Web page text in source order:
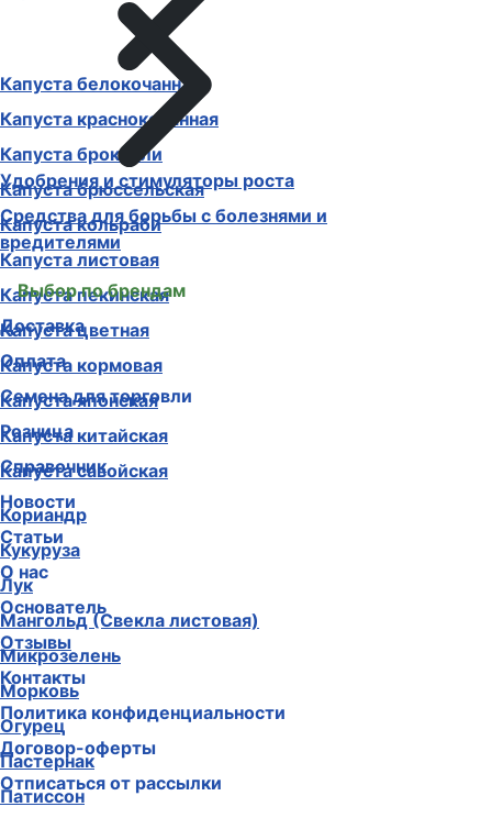
Капуста белокочанная
Капуста краснокочанная
Капуста брокколи
Капуста брюссельская
Капуста кольраби
Капуста листовая
Капуста пекинская
Капуста цветная
Капуста кормовая
Капуста японская
Капуста китайская
Капуста савойская
Кориандр
Кукуруза
Лук
Мангольд (Свекла листовая)
Микрозелень
Морковь
Огурец
Пастернак
Патиссон
Удобрения и стимуляторы роста
Средства для борьбы с болезнями и
вредителями
Выбор по брендам
Доставка
Оплата
Семена для торговли
Розница
Справочник
Новости
Статьи
О нас
Основатель
Отзывы
Контакты
Политика конфиденциальности
Договор-оферты
Отписаться от рассылки